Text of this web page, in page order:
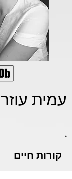
עמית עוזר
.
קורות חיים